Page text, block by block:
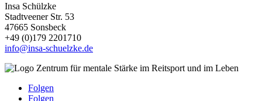
Insa Schülzke
Stadtveener Str. 53
47665 Sonsbeck
+49 (0)179 2201710
info@insa-schuelzke.de
Folgen
Folgen